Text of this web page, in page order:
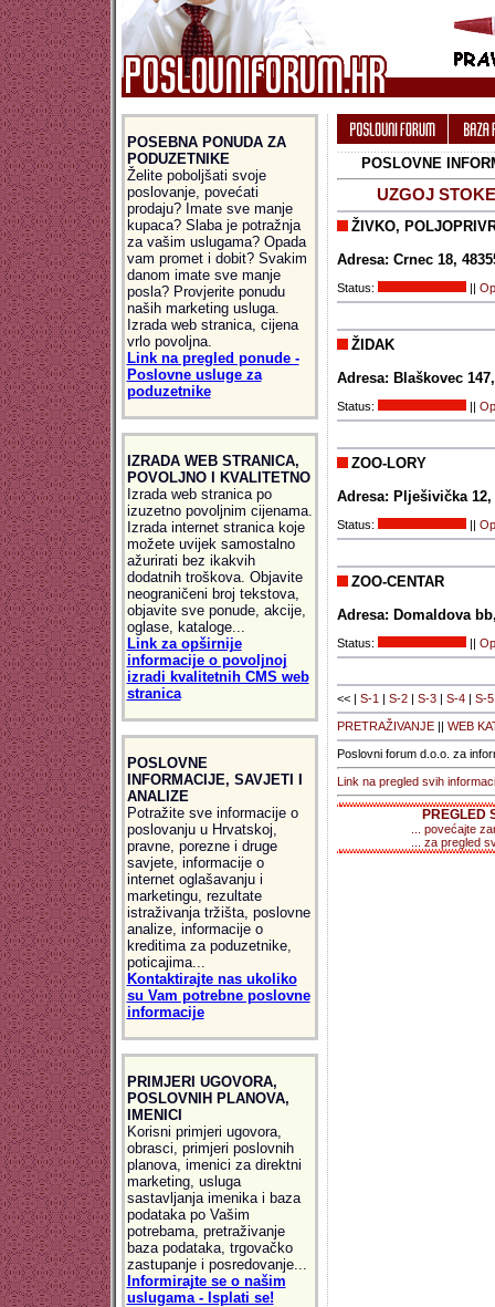
POSEBNA PONUDA ZA
PODUZETNIKE
Želite poboljšati svoje
poslovanje, povećati
prodaju? Imate sve manje
kupaca? Slaba je potražnja
za vašim uslugama? Opada
vam promet i dobit? Svakim
danom imate sve manje
posla? Provjerite ponudu
naših marketing usluga.
Izrada web stranica, cijena
vrlo povoljna.
Link na pregled ponude -
Poslovne usluge za
poduzetnike
IZRADA WEB STRANICA,
POVOLJNO I KVALITETNO
Izrada web stranica po
izuzetno povoljnim cijenama.
Izrada internet stranica koje
možete uvijek samostalno
ažurirati bez ikakvih
dodatnih troškova. Objavite
neograničeni broj tekstova,
objavite sve ponude, akcije,
oglase, kataloge...
Link za opširnije
informacije o povoljnoj
izradi kvalitetnih CMS web
stranica
POSLOVNE
INFORMACIJE, SAVJETI I
ANALIZE
Potražite sve informacije o
poslovanju u Hrvatskoj,
pravne, porezne i druge
savjete, informacije o
internet oglašavanju i
marketingu, rezultate
istraživanja tržišta, poslovne
analize, informacije o
kreditima za poduzetnike,
poticajima...
Kontaktirajte nas ukoliko
su Vam potrebne poslovne
informacije
PRIMJERI UGOVORA,
POSLOVNIH PLANOVA,
IMENICI
Korisni primjeri ugovora,
obrasci, primjeri poslovnih
planova, imenici za direktni
marketing, usluga
sastavljanja imenika i baza
podataka po Vašim
potrebama, pretraživanje
baza podataka, trgovačko
zastupanje i posredovanje...
Informirajte se o našim
uslugama - Isplati se!
POSLOVNE
UZGOJ
ŽIVKO,
Adresa: Crnec 18,
Status: ||
ŽIDAK
Adresa: Blaškovec
Status: ||
ZOO-LORY
Adresa: Plješivička 12,
Status: ||
ZOO-CENTAR
Adresa: Domaldova
Status: ||
<< | S-1 | S-2| S-3| S-4| S-5
PRETRAŽIVANJE|| WEB
Poslovni forum d.o.o. za
Link na pregled svih
PREGLED
... povećajte
... za pregled